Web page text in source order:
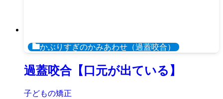
かぶりすぎのかみあわせ（過蓋咬合）
過蓋咬合【口元が出ている】
子どもの矯正